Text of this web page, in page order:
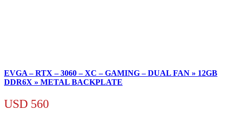
EVGA – RTX – 3060 – XC – GAMING – DUAL FAN » 12GB
DDR6X » METAL BACKPLATE
USD 560